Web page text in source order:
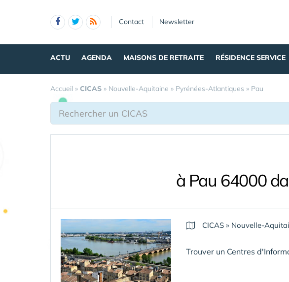
Contact Newsletter
ACTU AGENDA MAISONS DE RETRAITE RÉSIDENCE SERVICE
Accueil » CICAS » Nouvelle-Aquitaine » Pyrénées-Atlantiques » Pau
à Pau 64000
CICAS » Nouvelle-
Trouver un Centres